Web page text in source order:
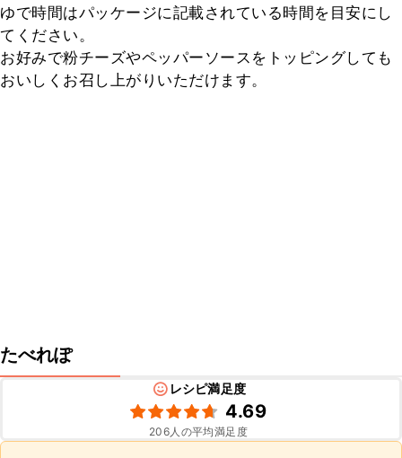
ゆで時間はパッケージに記載されている時間を目安にし
てください。
お好みで粉チーズやペッパーソースをトッピングしても
おいしくお召し上がりいただけます。
たべれぽ
レシピ満足度
4.69
206人の平均満足度